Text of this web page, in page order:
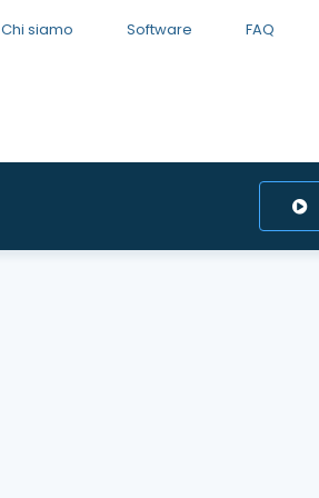
Chi siamo Software FAQ